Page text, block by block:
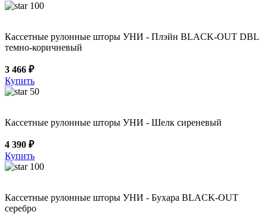
100
Кассетные рулонные шторы УНИ - Плэйн BLACK-OUT DBL
темно-коричневый
3 466 ₽
Купить
50
Кассетные рулонные шторы УНИ - Шелк сиреневый
4 390 ₽
Купить
100
Кассетные рулонные шторы УНИ - Бухара BLACK-OUT
серебро